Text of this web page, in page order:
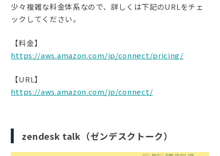
少々複雑な料金体系なので、詳しくは下記のURLをチェ
ックしてください。
【料金】
https://aws.amazon.com/jp/connect/pricing/
【URL】
https://aws.amazon.com/jp/connect/
zendesk talk（ゼンデスクトーク）